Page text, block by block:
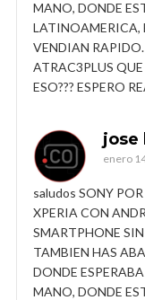
MANO, DONDE
LATINOAMERICA,
VENDIAN RAPIDO.
ATRAC3PLUS
ESO??? ESPERO
jose
enero
saludos SONY
XPERIA CON
SMARTPHONE
TAMBIEN HAS
DONDE
MANO, DONDE